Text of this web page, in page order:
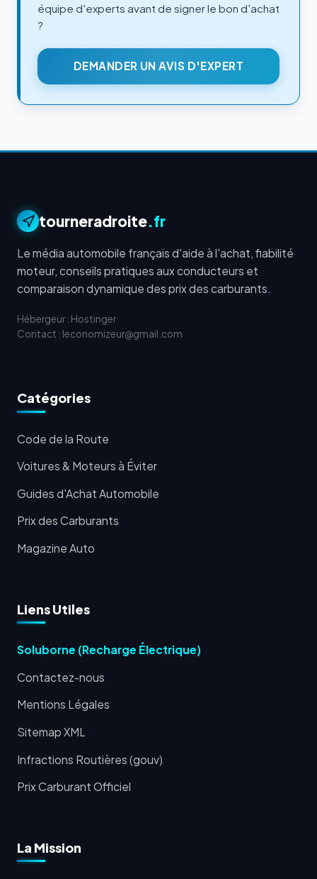
équipe d'experts avant de signer le bon d'achat
?
DEMANDER UN AVIS D'EXPERT
tourneradroite.fr
Le média automobile français d'aide à l'achat, fiabilité
moteur, conseils pratiques aux conducteurs et
comparaison dynamique des prix des carburants.
Hébergeur : Hostinger
Contact : leconomizeur@gmail.com
Catégories
Code de la Route
Voitures & Moteurs à Éviter
Guides d'Achat Automobile
Prix des Carburants
Magazine Auto
Liens Utiles
Soluborne (Recharge Électrique)
Contactez-nous
Mentions Légales
Sitemap XML
Infractions Routières (gouv)
Prix Carburant Officiel
La Mission